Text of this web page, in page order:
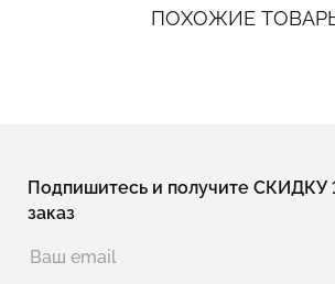
ПОХОЖИЕ
Подпишитесь и получите СКИДКУ
заказ